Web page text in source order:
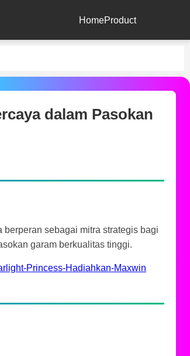
HomeProduct
dalam Pasokan
berperan sebagai mitra strategis bagi
garam berkualitas tinggi.
Princess-Hadiahkan-Maxwin